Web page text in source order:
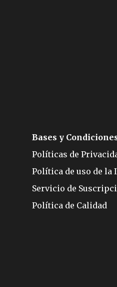
Bases y
Políticas de
Política de uso de la
Servicio de
Política de Calidad